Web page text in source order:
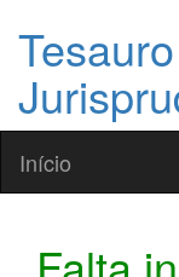
Início